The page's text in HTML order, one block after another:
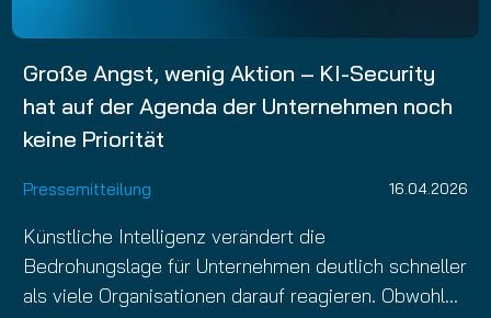
Große Angst, wenig Aktion – KI-Security
hat auf der Agenda der Unternehmen noch
keine Priorität
Pressemitteilung 16.04.2026
Künstliche Intelligenz verändert die
Bedrohungslage für Unternehmen deutlich schneller
als viele Organisationen darauf reagieren. Obwohl…